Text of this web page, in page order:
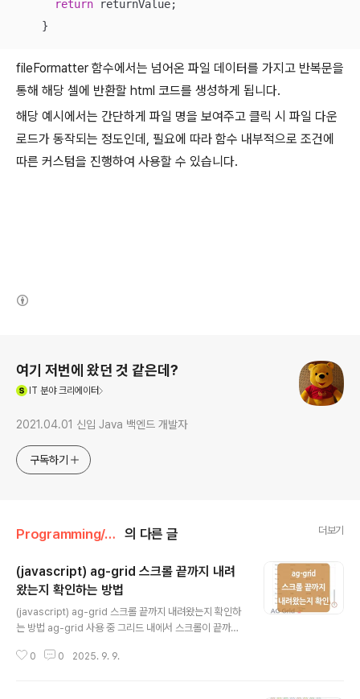
return returnValue;
    }
fileFormatter 함수에서는 넘어온 파일 데이터를 가지고 반복문을
통해 해당 셀에 반환할 html 코드를 생성하게 됩니다.
해당 예시에서는 간단하게 파일 명을 보여주고 클릭 시 파일 다운
로드가 동작되는 정도인데, 필요에 따라 함수 내부적으로 조건에
따른 커스텀을 진행하여 사용할 수 있습니다.
여기 저번에 왔던 것 같은데?
IT 분야 크리에이터
2021.04.01 신입 Java 백엔드 개발자
구독하기
Programming/Javascript 의 다른 글 더보기
(javascript) ag-grid 스크롤 끝까지 내려
왔는지 확인하는 방법
(javascript) ag-grid 스크롤 끝까지 내려왔는지 확인하
는 방법 ag-grid 사용 중 그리드 내에서 스크롤이 끝까지
크롤이 끝까지 내려왔는지 확인하는 코드를 간단하게 기록
0 0 2025. 9. 9.